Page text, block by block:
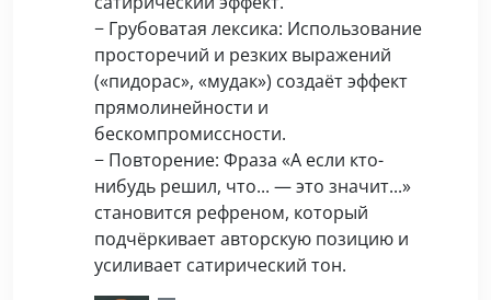
− Грубоватая лексика: Использование
просторечий и резких выражений
(«пидорас», «мудак») создаёт эффект
прямолинейности и
бескомпромиссности.
− Повторение: Фраза «А если кто-
нибудь решил, что... — это значит...»
становится рефреном, который
подчёркивает авторскую позицию и
усиливает сатирический тон.